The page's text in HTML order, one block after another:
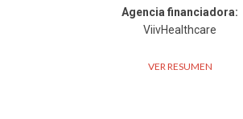
Agencia financiadora:
ViivHealthcare
VER RESUMEN